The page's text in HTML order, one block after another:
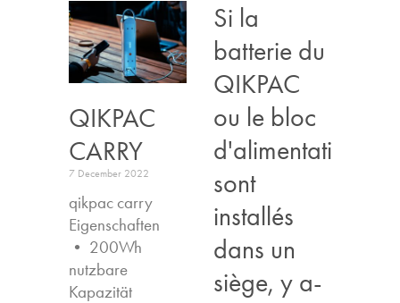
QIKPAC
CARRY
7 December 2022
qikpac carry
Eigenschaften ​
• 200Wh
nutzbare
Kapazität
Si la
batterie du
QIKPAC
ou le bloc
d'alimentation
sont
installés
dans un
siège, y a-